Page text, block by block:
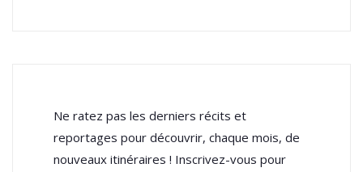
Ne ratez pas les derniers récits et
reportages pour découvrir, chaque mois, de
nouveaux itinéraires ! Inscrivez-vous pour